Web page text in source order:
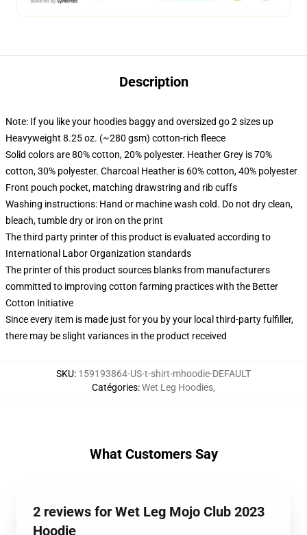
Description
Note: If you like your hoodies baggy and oversized go 2 sizes up
Heavyweight 8.25 oz. (~280 gsm) cotton-rich fleece
Solid colors are 80% cotton, 20% polyester. Heather Grey is 70%
cotton, 30% polyester. Charcoal Heather is 60% cotton, 40% polyester
Front pouch pocket, matching drawstring and rib cuffs
Washing instructions: Hand or machine wash cold. Do not dry clean,
bleach, tumble dry or iron on the print
The third party printer of this product is evaluated according to
International Labor Organization standards
The printer of this product sources blanks from manufacturers
committed to improving cotton farming practices with the Better
Cotton Initiative
Since every item is made just for you by your local third-party fulfiller,
there may be slight variances in the product received
SKU: 159193864-US-t-shirt-mhoodie-DEFAULT
Catégories:Wet Leg Hoodies,
What Customers Say
2 reviews for Wet Leg Mojo Club 2023
Hoodie